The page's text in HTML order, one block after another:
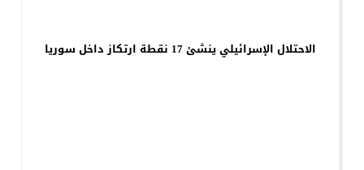
الاحتلال الإسرائيلي ينشئ 17 نقطة ارتكاز داخل سوريا